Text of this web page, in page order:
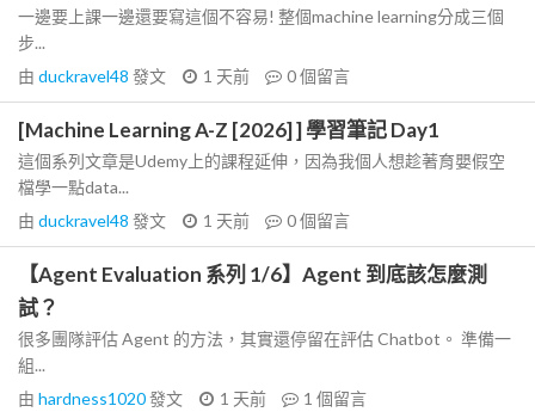
一邊要上課一邊還要寫這個不容易! 整個machine learning分成三個
步...
由 duckravel48 發文 1 天前 0個留言
[Machine Learning A-Z [2026] ] 學習筆記 Day1
這個系列文章是Udemy上的課程延伸，因為我個人想趁著育嬰假空
檔學一點data...
由 duckravel48 發文 1 天前 0個留言
【Agent Evaluation 系列 1/6】Agent 到底該怎麼測
試？
很多團隊評估 Agent 的方法，其實還停留在評估 Chatbot。 準備一
組...
由 hardness1020發文 1 天前 1 個留言